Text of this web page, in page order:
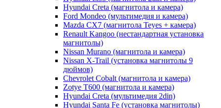
Hyundai Creta (магнитола и камера)
Ford Mondeo (мультимедия и камера)
Mazda CX7 (магнитола Teyes + камера)
Renault Kangoo (нестандартная установка
магнитолы)
Nissan Murano (магнитола и камера)
Nissan X-Trail (установка магнитолы 9
дюймов)
Chevrolet Cobalt (магнитола и камера)
Zotye T600 (магнитола и камера)
Hyundai Creta (мультимедия 2din)
Hyundai Santa Fe (установка магнитолы)